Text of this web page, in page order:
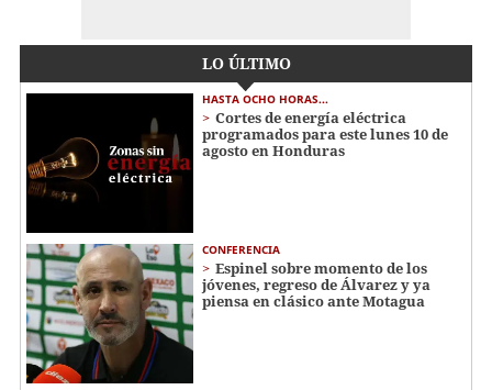
LO ÚLTIMO
HASTA OCHO HORAS...
Cortes de energía eléctrica
programados para este lunes 10 de
agosto en Honduras
CONFERENCIA
Espinel sobre momento de los
jóvenes, regreso de Álvarez y ya
piensa en clásico ante Motagua